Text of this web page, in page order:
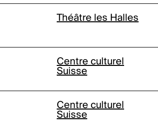
Théâtre les Halles
Centre culturel
Suisse
Centre culturel
Suisse